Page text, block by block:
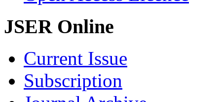
JSER Online
Current Issue
Subscription